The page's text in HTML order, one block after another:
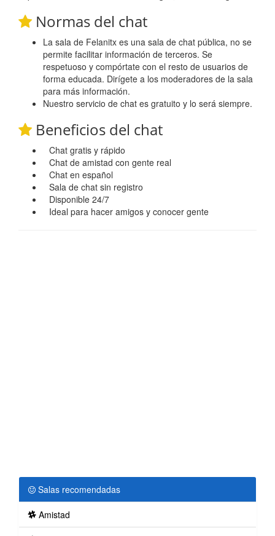
Normas del chat
La sala de Felanitx es una sala de chat pública, no se
permite facilitar información de terceros. Se
respetuoso y compórtate con el resto de usuarios de
forma educada. Dirígete a los moderadores de la sala
para más información.
Nuestro servicio de chat es gratuito y lo será siempre.
Beneficios del chat
Chat gratis y rápido
Chat de amistad con gente real
Chat en español
Sala de chat sin registro
Disponible 24/7
Ideal para hacer amigos y conocer gente
Salas recomendadas
Amistad